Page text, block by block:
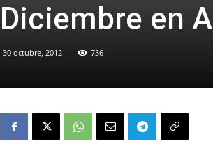
Diciembre en
30 octubre, 2012 736